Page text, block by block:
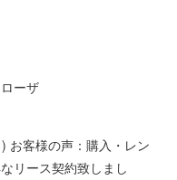
ーザ
お客様の声：購入・レン
リース契約致しまし